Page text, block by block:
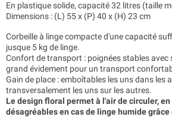
En plastique solide, capacité 32 litres (taille
Dimensions : (L) 55 x (P) 40 x (H) 23 cm
Corbeille à linge compacte d'une capacité
jusque 5 kg de linge.
Confort de transport : poignées stables avec
grand évidement pour un transport
Gain de place : emboîtables les uns dans les
transversalement les uns sur les autres.
Le design floral permet à l'air de circuler,
désagréables en cas de linge humide